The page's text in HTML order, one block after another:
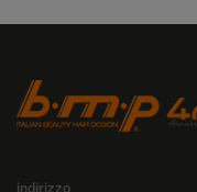
indirizzo